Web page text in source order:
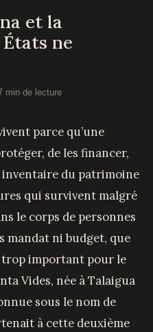
et la
ne
min de lecture
parce qu’une
de les financer,
inventaire du patrimoine
qui survivent malgré
le corps de personnes
mandat ni budget, que
trop important pour le
Vides, née à Talaigua
sous le nom de
à cette deuxième